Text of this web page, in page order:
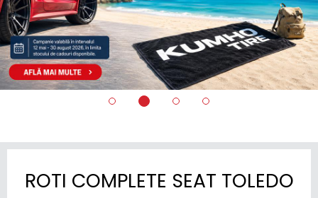
ROTI COMPLETE SEAT TOLEDO